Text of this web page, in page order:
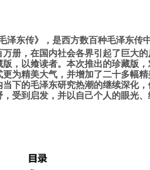
泽东传》，是西方数百种毛泽东传
册，在国内社会各界引起了巨大
，以飨读者。本次推出的珍藏版
为精美大气，并增加了二十多幅
下的毛泽东研究热潮的继续深化
受到启发，并以自己个人的眼光、